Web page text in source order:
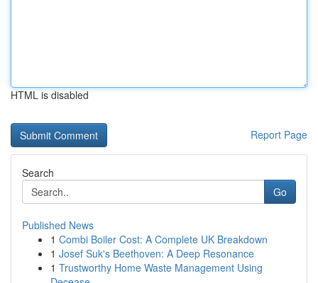
HTML is disabled
Report Page
Search
Go
Published News
1 Combi Boiler Cost: A Complete UK Breakdown
1 Josef Suk's Beethoven: A Deep Resonance
1 Trustworthy Home Waste Management Using